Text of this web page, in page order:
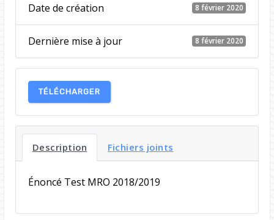
Date de création 8 février 2020
Dernière mise à jour 8 février 2020
TÉLÉCHARGER
Description Fichiers joints
Énoncé Test MRO 2018/2019